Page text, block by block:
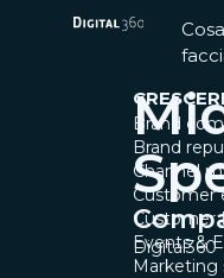
Cosa
Brand
Brand
Channel
Customer
Customer
Events &
Marketing
Digital360